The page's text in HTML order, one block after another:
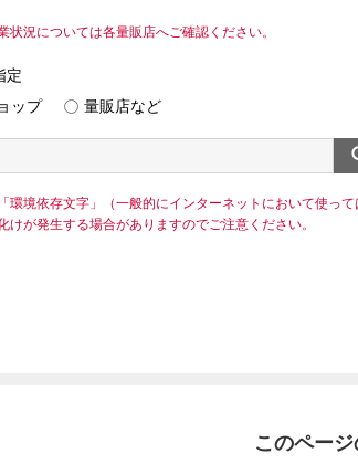
状況については各量販店へご確認ください。
定
ップ
量販店など
環境依存文字」（一般的にインターネットにおいて使っ
けが発生する場合がありますのでご注意ください。
このペー